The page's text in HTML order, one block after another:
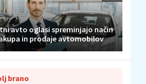
avto oglasi spreminjajo način
in prodaje avtomobilov
brano